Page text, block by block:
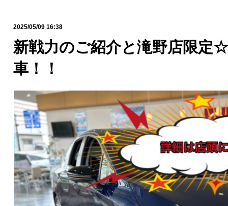
2025/05/09 16:38
新戦力のご紹介と滝野店限定
車！！